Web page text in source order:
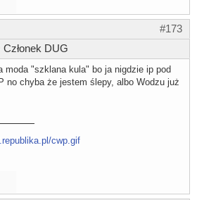
#173
Członek DUG
moda "szklana kula" bo ja nigdzie ip pod
no chyba że jestem ślepy, albo Wodzu już